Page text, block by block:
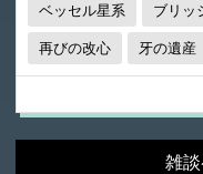
ベッセル星系 ブリッ
再びの改心 牙の遺産
雑